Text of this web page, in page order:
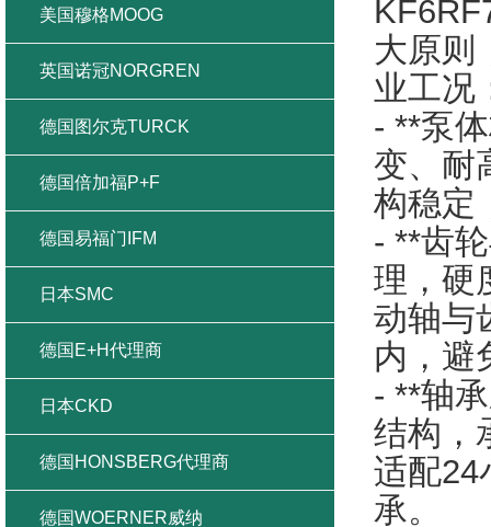
大原则
业工况
- **泵
变、耐
构稳定
- **齿
理，硬
动轴与
内，避
- **轴
结构，
适配24
承。
美国穆格MOOG
英国诺冠NORGREN
德国图尔克TURCK
德国倍加福P+F
德国易福门IFM
日本SMC
德国E+H代理商
日本CKD
德国HONSBERG代理商
德国WOERNER威纳